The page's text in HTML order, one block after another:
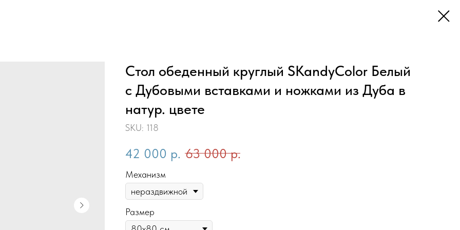
Стол обеденный круглый SKandyColor Белый
с Дубовыми вставками и ножками из Дуба в
натур. цвете
SKU: 118
42 000 р. 63 000 р.
Механизм
Размер